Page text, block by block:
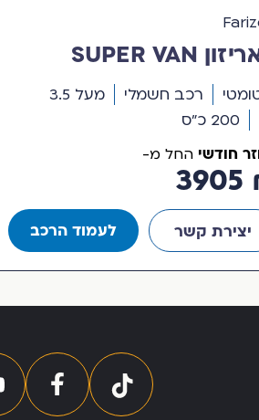
פאריזון SUPER VAN
3.510 טון רכב חשמלי
מעל 3.5
200 כ"ס
חודשי החל מ-
יצירת קשר לעמוד הרכב